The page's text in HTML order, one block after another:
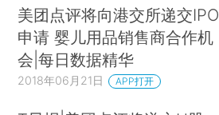
美团点评将向港交所递交IPO
申请 婴儿用品销售商合作机
会|每日数据精华
2018年06月21日 APP打开